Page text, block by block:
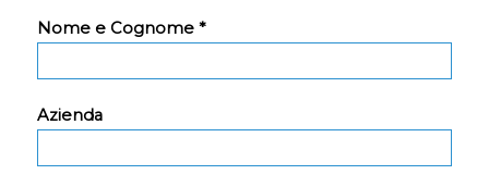
Nome e Cognome *
Azienda